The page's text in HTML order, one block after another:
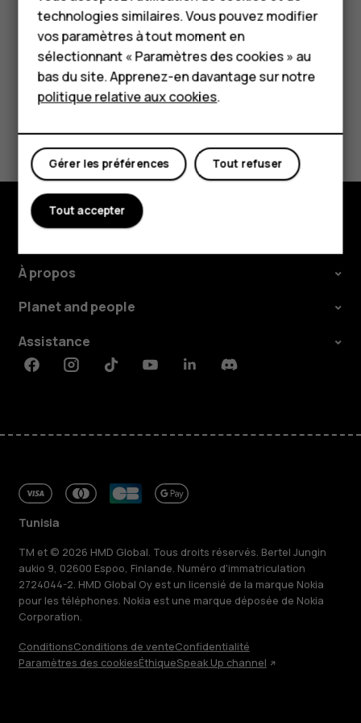
Tablettes
Boutique
Mon compte
jusqu'à sa nouvelle position.
Oui Non
À propos
Planet and people
Assistance
FacebookInstagramTiktokYoutubeLinkedinDiscord
Tunisia
TM et © 2026 HMD Global. Tous droits réservés. Bertel Jungin
aukio 9, 02600 Espoo, Finlande. Numéro d'immatriculation
2724044-2. HMD Global Oy est un licensié de la marque Nokia
pour les téléphones. Nokia est une marque déposée de Nokia
Corporation.
ConditionsConditions de venteConfidentialité
Paramètres des cookiesÉthiqueSpeak Up channel
technologies similaires. Vous pouvez modifier
vos paramètres à tout moment en
sélectionnant « Paramètres des cookies » au
bas du site. Apprenez-en davantage sur notre
politique relative aux cookies.
Tout refuser
Gérer les préférences
Tout accepter